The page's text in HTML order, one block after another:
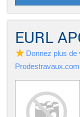
EURL
Donnez plus de
Prodestravaux.com